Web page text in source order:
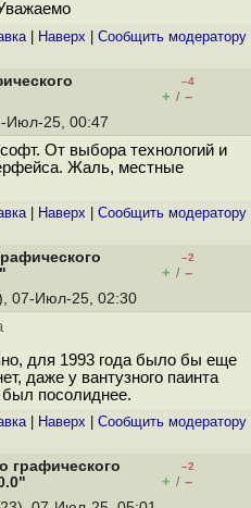
| Наверх Cообщить модератору
–4
+ / –
Июл-25, 00:47
От выбора технологий и
Жаль, местные
| Наверх Cообщить модератору
–2
+ / –
07-Июл-25, 02:30
для 1993 года было бы еще
даже у вантузного паинта
посолиднее.
| Наверх Cообщить модератору
графического
–2
+ / –